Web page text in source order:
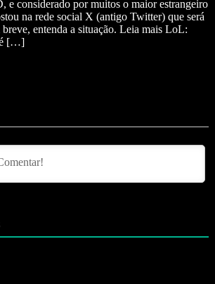
e considerado por muitos o maior estrangeiro
na rede social X (antigo Twitter) que será
entenda a situação. Leia mais LoL:
é […]